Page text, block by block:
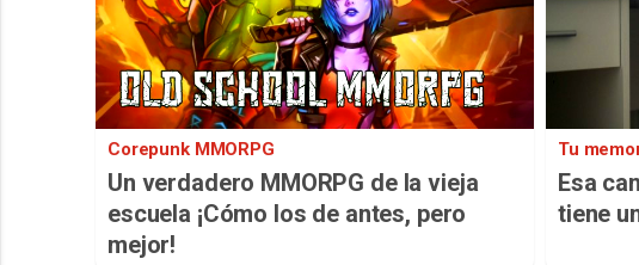
Corepunk MMORPG
Un verdadero MMORPG de la vieja
escuela ¡Cómo los de antes, pero
mejor!
Tu
Esa
tiene